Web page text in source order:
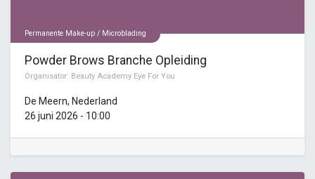
Permanente Make-up / Microblading
Powder Brows Branche Opleiding
Organisator: Beauty Academy Eye For You
De Meern, Nederland
26 juni 2026 - 10:00